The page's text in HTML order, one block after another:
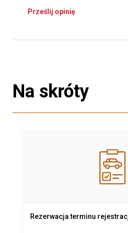
Prześlij opinię
Na skróty
Rezerwacja terminu